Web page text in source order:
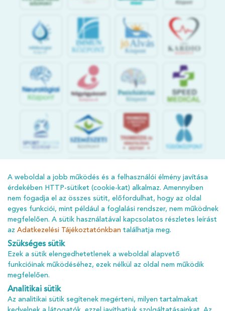
IMMUN
KÖZPONT
jóAlvás
Központ
SPOR
ÁSZF
ADATKEZELÉSI TÁJÉKOZTATÓ
ADATVÉDELMI TÁJÉKOZTATÓ
IMPRESSZUM
A weboldal a jobb működés és a felhasználói élmény javítása
érdekében HTTP-sütiket (cookie-kat) alkalmaz. Amennyiben
nem fogadja el az összes sütit, előfordulhat, hogy az oldal
egyes funkciói, mint például a foglalási rendszer, nem működnek
megfelelően. A sütik használatával kapcsolatos részletes leírást
az Adatkezelési Tájékoztatónkban találhatja meg.
Szükséges sütik
Ezek a sütik elengedhetetlenek a weboldal alapvető
funkcióinak működéséhez, ezek nélkül az oldal nem működik
megfelelően.
Analitikai sütik
Az analitikai sütik segítenek megérteni, milyen tartalmakat